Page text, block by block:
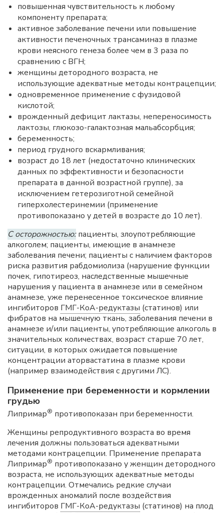
повышенная чувствительность к любому
компоненту препарата;
активное заболевание печени или повышение
активности печеночных трансаминаз в плазме
крови неясного генеза более чем в 3 раза по
сравнению с ВГН;
женщины детородного возраста, не
использующие адекватные методы контрацепции;
одновременное применение с фузидовой
кислотой;
врожденный дефицит лактазы, непереносимость
лактозы, глюкозо-галактозная мальабсорбция;
беременность;
период грудного вскармливания;
возраст до 18 лет (недостаточно клинических
данных по эффективности и безопасности
препарата в данной возрастной группе), за
исключением гетерозиготной семейной
гиперхолестеринемии (применение
противопоказано у детей в возрасте до 10 лет).
С осторожностью:пациенты, злоупотребляющие
алкоголем; пациенты, имеющие в анамнезе
заболевания печени; пациенты с наличием факторов
риска развития рабдомиолиза (нарушение функции
почек, гипотиреоз, наследственные мышечные
нарушения у пациента в анамнезе или в семейном
анамнезе, уже перенесенное токсическое влияние
ингибиторов ГМГ-КоА-редуктазы (статинов) или
фибратов на мышечную ткань, заболевания печени в
анамнезе и/или пациенты, употребляющие алкоголь в
значительных количествах, возраст старше 70 лет,
ситуации, в которых ожидается повышение
концентрации аторвастатина в плазме крови
(например взаимодействия с другими ЛС).
Применение при беременности и кормлении
грудью
Липримар® противопоказан при беременности.
Женщины репродуктивного возраста во время
лечения должны пользоваться адекватными
методами контрацепции. Применение препарата
Липримар® противопоказано у женщин детородного
возраста, не использующих адекватные методы
контрацепции. Отмечались редкие случаи
врожденных аномалий после воздействия
ингибиторов ГМГ-КоА-редуктазы (статинов) на плод